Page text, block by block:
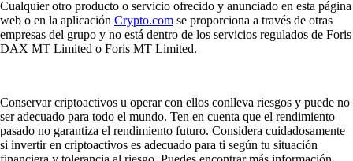
Cualquier otro producto o servicio ofrecido y anunciado en esta página
web o en la aplicación Crypto.com se proporciona a través de otras
empresas del grupo y no está dentro de los servicios regulados de Foris
DAX MT Limited o Foris MT Limited.
Conservar criptoactivos u operar con ellos conlleva riesgos y puede no
ser adecuado para todo el mundo. Ten en cuenta que el rendimiento
pasado no garantiza el rendimiento futuro. Considera cuidadosamente
si invertir en criptoactivos es adecuado para ti según tu situación